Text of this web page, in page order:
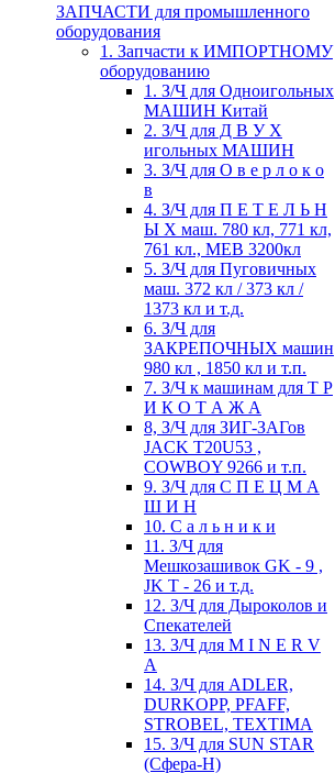
ЗАПЧАСТИ для промышленного
оборудования
1. Запчасти к ИМПОРТНОМУ
оборудованию
1. З/Ч для Одноигольных
МАШИН Китай
2. З/Ч для Д В У Х
игольных МАШИН
3. З/Ч для О в е р л о к о
в
4. З/Ч для П Е Т Е Л Ь Н
Ы Х маш. 780 кл, 771 кл,
761 кл., MEB 3200кл
5. З/Ч для Пуговичных
маш. 372 кл / 373 кл /
1373 кл и т.д.
6. З/Ч для
ЗАКРЕПОЧНЫХ машин
980 кл , 1850 кл и т.п.
7. З/Ч к машинам для Т Р
И К О Т А Ж А
8, З/Ч для ЗИГ-ЗАГов
JACK Т20U53 ,
COWBOY 9266 и т.п.
9. З/Ч для С П Е Ц М А
Ш И Н
10. С а л ь н и к и
11. З/Ч для
Мешкозашивок GK - 9 ,
JK T - 26 и т.д.
12. З/Ч для Дыроколов и
Спекателей
13. З/Ч для M I N E R V
A
14. З/Ч для ADLER,
DURKOPP, PFAFF,
STROBEL, TEXTIMA
15. З/Ч для SUN STAR
(Сфера-Н)